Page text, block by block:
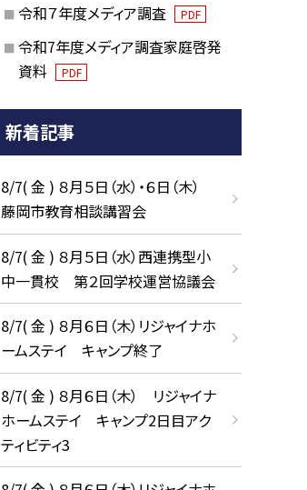
令和７年度メディア調査 PDF
令和7年度メディア調査家庭啓発
資料
PDF
新着記事
8/7( 金 ) ８月５日（水）・６日（木）
藤岡市教育相談講習会
8/7( 金 ) ８月５日（水）西連携型小
中一貫校 第２回学校運営協議会
8/7( 金 ) ８月６日（木）リジャイナホ
ームステイ キャンプ終了
8/7( 金 ) ８月６日（木） リジャイナ
ホームステイ キャンプ2日目アク
ティビティ3